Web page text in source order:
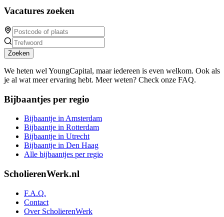
Vacatures zoeken
Zoeken
We heten wel YoungCapital, maar iedereen is even welkom. Ook als
je al wat meer ervaring hebt. Meer weten? Check onze FAQ.
Bijbaantjes per regio
Bijbaantje in Amsterdam
Bijbaantje in Rotterdam
Bijbaantje in Utrecht
Bijbaantje in Den Haag
Alle bijbaantjes per regio
ScholierenWerk.nl
F.A.Q.
Contact
Over ScholierenWerk